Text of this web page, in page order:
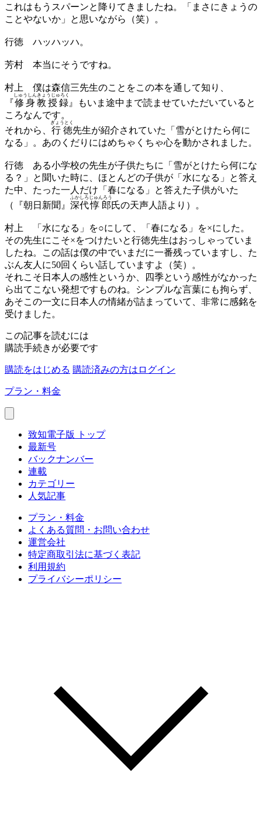
これはもうスパーンと降りてきましたね。「まさにきょうの
ことやないか」と思いながら（笑）。
行徳 ハッハッハ。
芳村 本当にそうですね。
村上
僕は森信三先生のことをこの本を通して知り、
『修身教授録
しゅうしんきょうじゅろく
』もいま途中まで読ませていただいていると
ころなんです。
それから、 行徳
ぎょうとく
先生が紹介されていた「雪がとけたら何に
なる」。あのくだりにはめちゃくちゃ心を動かされました。
行徳 ある小学校の先生が子供たちに「雪がとけたら何にな
る？」と聞いた時に、ほとんどの子供が「水になる」と答え
た中、たった一人だけ「春になる」と答えた子供がいた
（『朝日新聞』 深代
ふかしろ
惇郎
じゅんろう
氏の天声人語より）。
村上
「水になる」を○にして、「春になる」を×にした。
その先生にこそ×をつけたいと行徳先生はおっしゃっていま
したね。この話は僕の中でいまだに一番残っていますし、た
ぶん友人に50回くらい話していますよ（笑）。
それこそ日本人の感性というか、四季という感性がなかった
ら出てこない発想ですものね。シンプルな言葉にも拘らず、
あそこの一文に日本人の情緒が詰まっていて、非常に感銘を
受けました。
この記事を読むには
購読手続きが必要です
購読をはじめる 購読済みの方はログイン
プラン・料金
致知電子版 トップ
最新号
バックナンバー
連載
カテゴリー
人気記事
プラン・料金
よくある質問・お問い合わせ
運営会社
特定商取引法に基づく表記
利用規約
プライバシーポリシー